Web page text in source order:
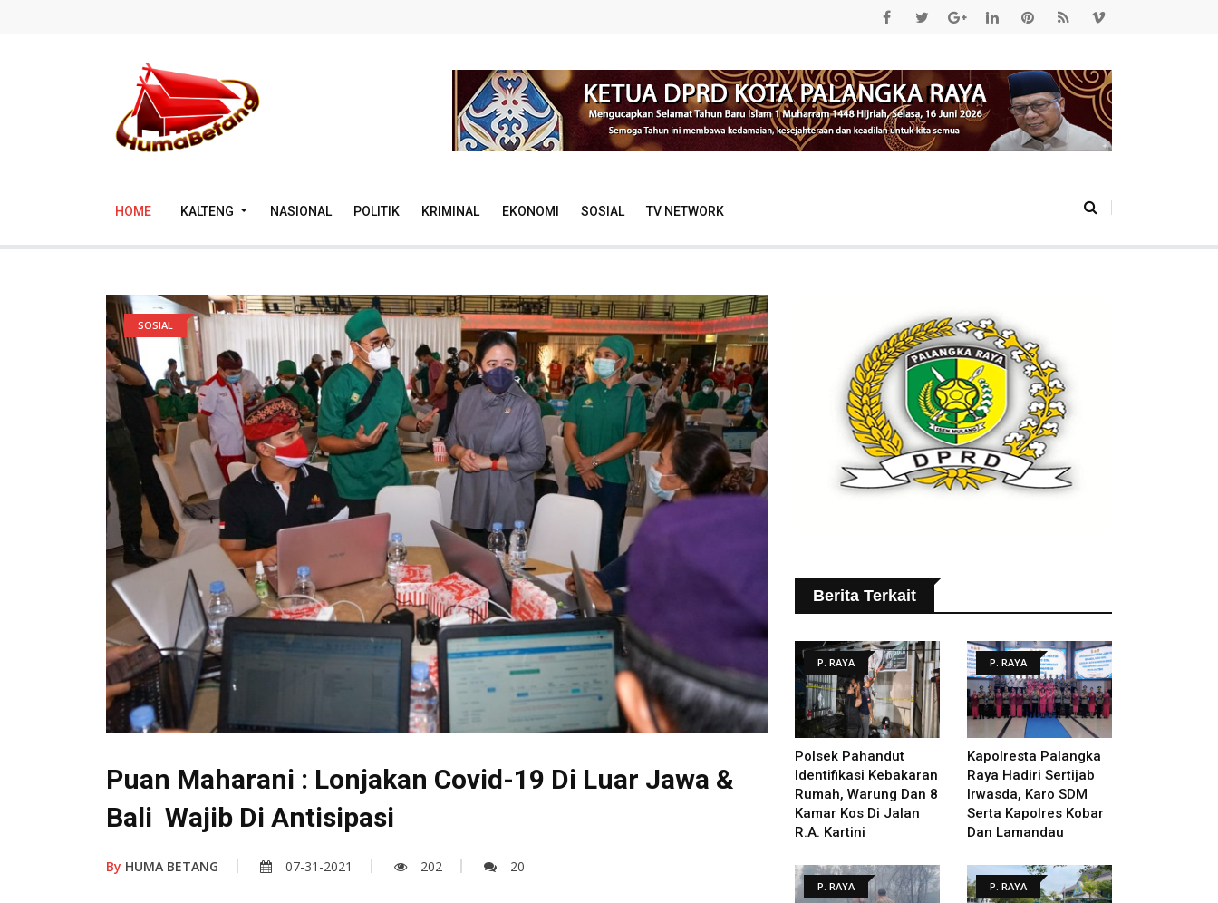
HOME KALTENG NASIONAL POLITIK KRIMINAL EKONOMI SOSIAL TV NETWORK
SOSIAL
Puan Maharani : Lonjakan Covid-19 Di Luar Jawa &
Bali Wajib Di Antisipasi
By HUMA BETANG 07-31-2021 202 20
Berita Terkait
P. RAYA
Polsek Pahandut
Identifikasi Kebakaran
Rumah, Warung Dan 8
Kamar Kos Di Jalan
R.A. Kartini
P. RAYA
Kapolresta Palangka
Raya Hadiri Sertijab
Irwasda, Karo SDM
Serta Kapolres Kobar
Dan Lamandau
P. RAYA P. RAYA